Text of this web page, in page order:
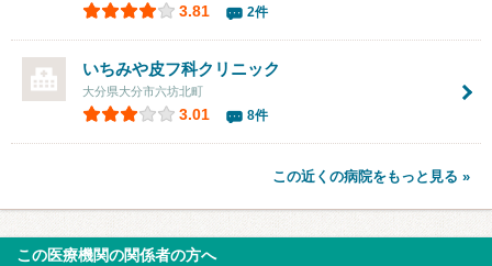
3.81 2件
いちみや皮フ科クリニック
大分県大分市六坊北町
3.01 8件
この近くの病院をもっと見る »
この医療機関の関係者の方へ